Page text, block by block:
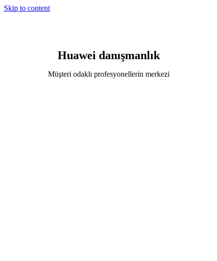
Skip to content
Huawei danışmanlık
Müşteri odaklı profesyonellerin merkezi